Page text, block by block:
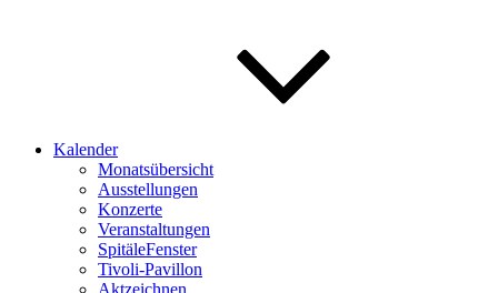
Kalender
Monatsübersicht
Ausstellungen
Konzerte
Veranstaltungen
SpitäleFenster
Tivoli-Pavillon
Aktzeichnen